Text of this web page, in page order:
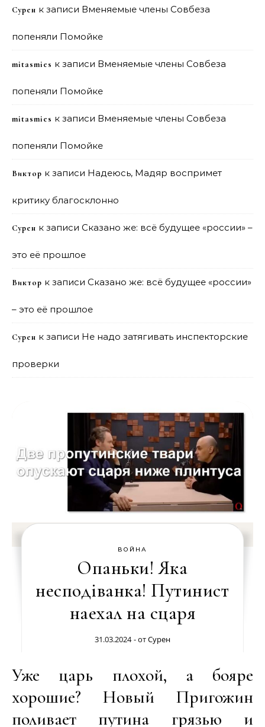
Сурен к записи Вменяемые члены Совбеза
попеняли Помойке
mitasmies к записи Вменяемые члены Совбеза
попеняли Помойке
mitasmies к записи Вменяемые члены Совбеза
попеняли Помойке
Виктор к записи Надеюсь, Мадяр воспримет
критику благосклонно
Сурен к записи Сказано же: всё будущее «россии» –
это её прошлое
Виктор к записи Сказано же: всё будущее «россии»
– это её прошлое
Сурен к записи Не надо затягивать инспекторские
проверки
ВОЙНА
Опаньки! Яка
несподiванка! Путинист
наехал на сцаря
31.03.2024 - отСурен
Уже царь плохой, а бояре
хорошие? Новый Пригожин
поливает путина грязью и